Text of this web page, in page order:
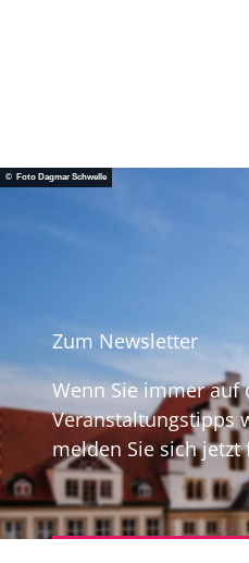
© Foto Dagmar Schwelle
Zum Newsletter
Wenn Sie immer auf
Veranstaltungstipps
melden Sie sich